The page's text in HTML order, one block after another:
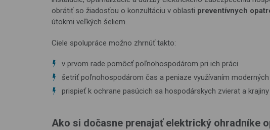
obrátiť so žiadosťou o konzultáciu v oblasti preventívnych
útokmi veľkých šeliem.
Ciele spolupráce možno zhrnúť takto:
v prvom rade pomôcť poľnohospodárom pri ich práci.
šetriť poľnohospodárom čas a peniaze využívaním
prispieť k ochrane pasúcich sa hospodárskych zvierat a krajiny
Ako si dočasne prenajať elektrický ohradníke